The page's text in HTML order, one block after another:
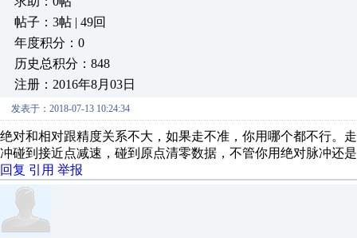
帖子：3帖 | 49回
年度积分：0
历史总积分：848
注册：2016年8月03日
发表于：2018-07-13 10:24:34
绝对和相对跟精度关系不大，如果走不准，你用哪个都不行。
冲碰到接近点减速，碰到原点清零数据，不管你用绝对脉冲还
回复 引用 举报